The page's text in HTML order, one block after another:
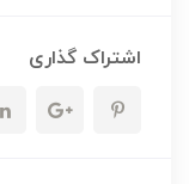
اشتراک گذاری